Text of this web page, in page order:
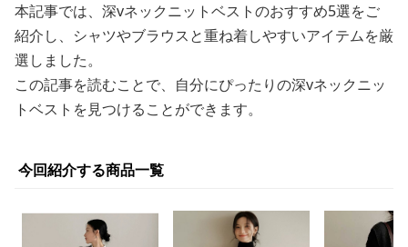
本記事では、深vネックニットベストのおすすめ5選をご
紹介し、シャツやブラウスと重ね着しやすいアイテムを厳
選しました。
この記事を読むことで、自分にぴったりの深vネックニッ
トベストを見つけることができます。
今回紹介する商品一覧